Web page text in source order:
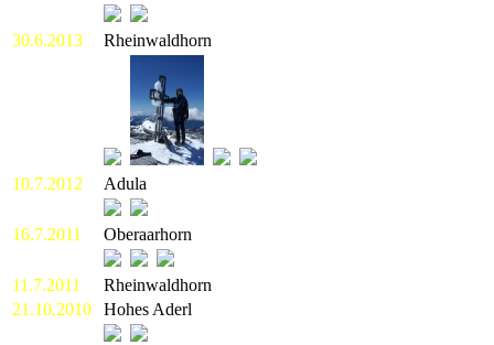
30.6.2013 Rheinwaldhorn
10.7.2012 Adula
16.7.2011 Oberaarhorn
11.7.2011
Rheinwaldhorn
21.10.2010
Hohes Aderl